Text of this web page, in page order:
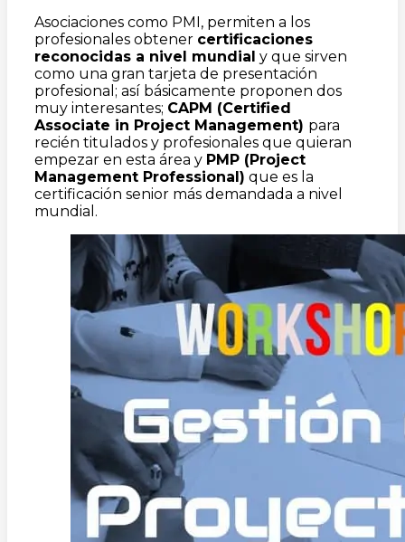
Asociaciones como PMI, permiten a los
profesionales obtener certificaciones
reconocidas a nivel mundial y que sirven
como una gran tarjeta de presentación
profesional; así básicamente proponen dos
muy interesantes; CAPM (Certified
Associate in Project Management) para
recién titulados y profesionales que quieran
empezar en esta área y PMP (Project
Management Professional) que es la
certificación senior más demandada a nivel
mundial.